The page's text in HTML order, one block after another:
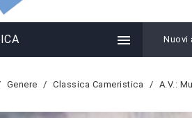
 Nuovi
Genere Classica Cameristica A.V.: